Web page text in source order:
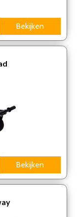
Bekijken
Bekijken